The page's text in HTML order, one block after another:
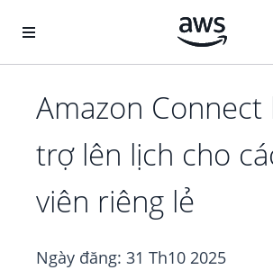
Amazon Connect
trợ lên lịch cho
viên riêng lẻ
Ngày đăng: 31 Th10 2025